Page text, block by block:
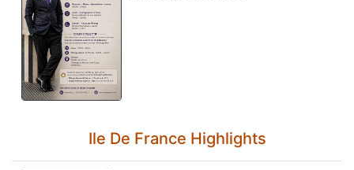
Ile De France Highlights